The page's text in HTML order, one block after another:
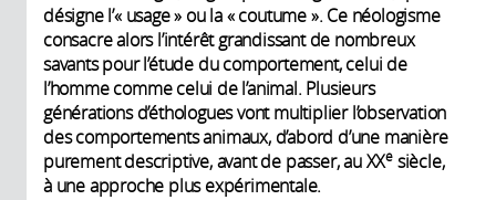
désigne l’« usage » ou la « coutume ». Ce néologisme
consacre alors l’intérêt grandissant de nombreux
savants pour l’étude du comportement, celui de
l’homme comme celui de l’animal. Plusieurs
générations d’éthologues vont multiplier l’observation
des comportements animaux, d’abord d’une manière
purement descriptive, avant de passer, au XXe siècle,
à une approche plus expérimentale.